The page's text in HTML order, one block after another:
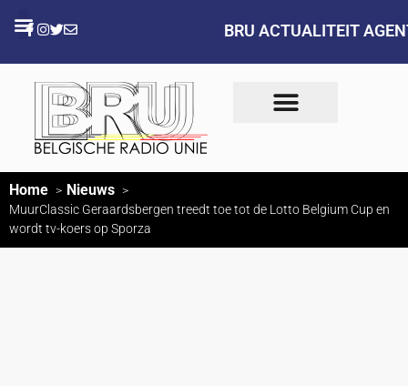
BRU ACTUALITEIT
Home Nieuws
MuurClassic Geraardsbergen treedt toe tot de Lotto Belgium Cup en
wordt tv-koers op Sporza